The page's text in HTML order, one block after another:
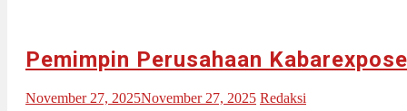
Pemimpin Perusahaan
November 27, 2025November 27, 2025 Redaksi